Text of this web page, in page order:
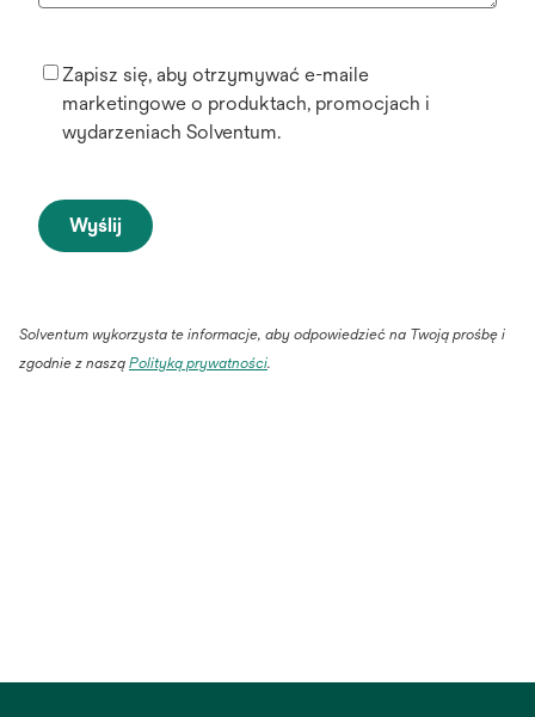
Zapisz się, aby otrzymywać e-maile
marketingowe o produktach, promocjach i
wydarzeniach Solventum.
Wyślij
Solventum wykorzysta te informacje, aby odpowiedzieć na Twoją prośbę i
zgodnie z naszą Polityką prywatnościopens
.